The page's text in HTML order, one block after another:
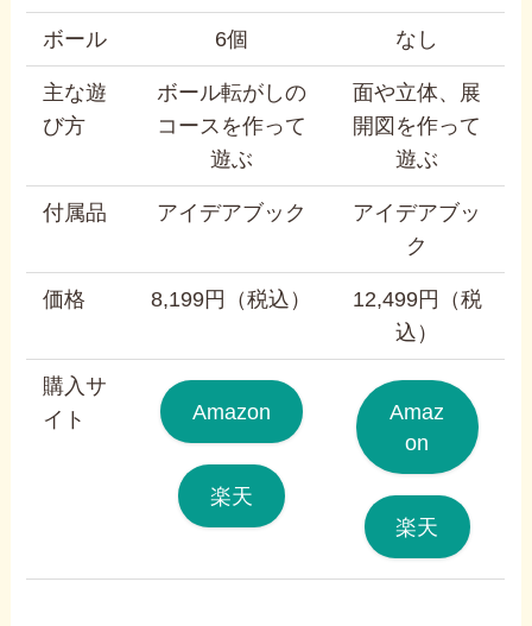
ボール 6個 なし
主な遊
び方
ボール転がしの
コースを作って
遊ぶ
面や立体、展
開図を作って
遊ぶ
付属品 アイデアブック
アイデアブッ
ク
価格 8,199円（税込）
12,499円（税
込）
購入サ
イト
Amazon
楽天
Amaz
on
楽天